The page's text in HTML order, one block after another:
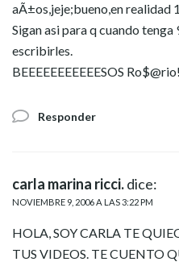
aÃ±os,jeje;bueno,en realidad
Sigan asi para q cuando tenga
escribirles.
BEEEEEEEEEEESOS
Responder
carla marina ricci.dice:
NOVIEMBRE 9, 2006 A LAS 3:22 PM
HOLA, SOY CARLA TE
TUS VIDEOS. TE CUENTO